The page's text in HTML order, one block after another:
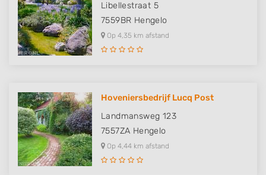
Libellestraat 5
7559BR Hengelo
Op 4,35 km afstand
Hoveniersbedrijf Lucq Post
Landmansweg 123
7557ZA Hengelo
Op 4,44 km afstand